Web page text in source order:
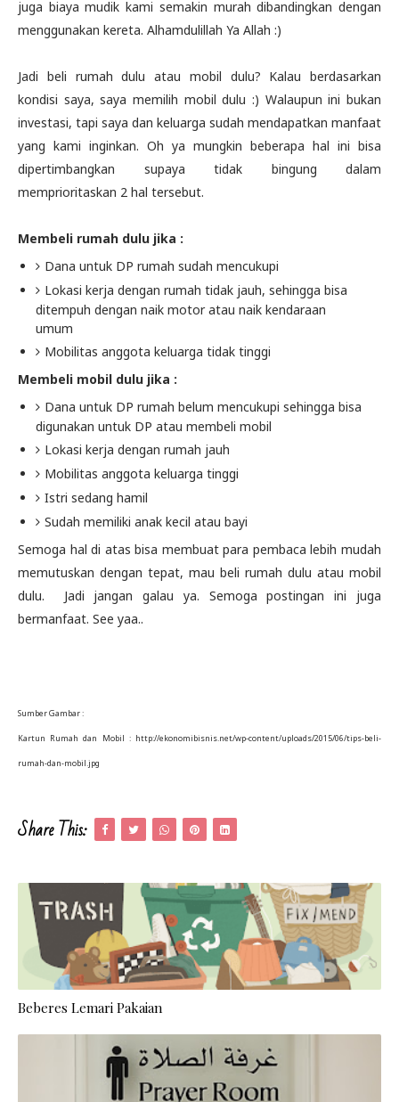
juga biaya mudik kami semakin murah dibandingkan dengan
menggunakan kereta. Alhamdulillah Ya Allah :)
Jadi beli rumah dulu atau mobil dulu? Kalau berdasarkan
kondisi saya, saya memilih mobil dulu :) Walaupun ini bukan
investasi, tapi saya dan keluarga sudah mendapatkan manfaat
yang kami inginkan. Oh ya mungkin beberapa hal ini bisa
dipertimbangkan supaya tidak bingung dalam
memprioritaskan 2 hal tersebut.
Membeli rumah dulu jika :
Dana untuk DP rumah sudah mencukupi
Lokasi kerja dengan rumah tidak jauh, sehingga bisa
ditempuh dengan naik motor atau naik kendaraan
umum
Mobilitas anggota keluarga tidak tinggi
Membeli mobil dulu jika :
Dana untuk DP rumah belum mencukupi sehingga bisa
digunakan untuk DP atau membeli mobil
Lokasi kerja dengan rumah jauh
Mobilitas anggota keluarga tinggi
Istri sedang hamil
Sudah memiliki anak kecil atau bayi
Semoga hal di atas bisa membuat para pembaca lebih mudah
memutuskan dengan tepat, mau beli rumah dulu atau mobil
dulu. Jadi jangan galau ya. Semoga postingan ini juga
bermanfaat. See yaa..
Sumber Gambar :
Kartun Rumah dan Mobil : http://ekonomibisnis.net/wp-content/uploads/2015/06/tips-beli-
rumah-dan-mobil.jpg
Share This:
Beberes Lemari Pakaian